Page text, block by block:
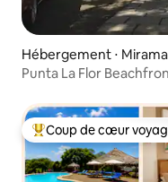
Hébergement ⋅
Punta La Flor
Coups de cœur
Coup de cœur